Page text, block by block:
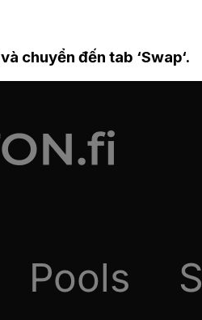
và chuyển đến tab ‘Swap‘.